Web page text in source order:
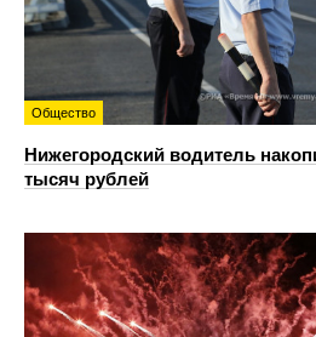
Общество
Нижегородский водитель
тысяч рублей